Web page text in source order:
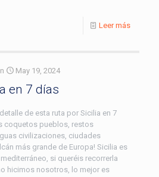
Leer más
May 19, 2024
en 7 días
de esta ruta por Sicilia en 7
coquetos pueblos, restos
civilizaciones, ciudades
más grande de Europa! Sicilia es
si queréis recorrerla
hicimos nosotros, lo mejor es